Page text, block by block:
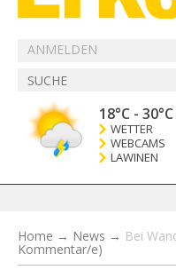
ANMELDEN
18°C - 30°C
WETTER
WEBCAMS
LAWINEN
Home → News → Bei
Kommentar/e)